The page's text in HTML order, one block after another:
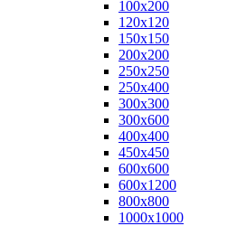
100х200
120х120
150х150
200х200
250х250
250х400
300х300
300х600
400х400
450х450
600х600
600х1200
800х800
1000х1000